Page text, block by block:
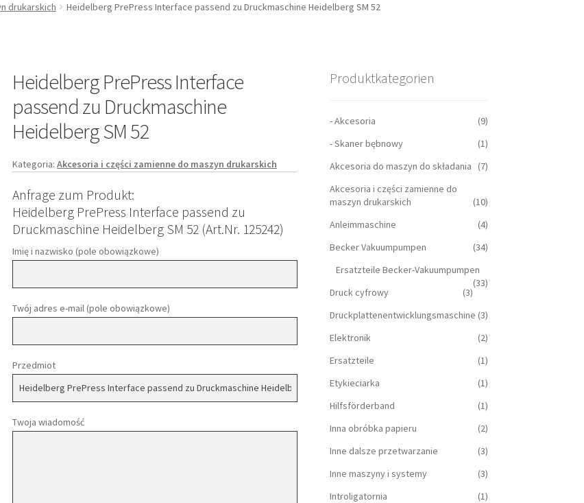
drukarskich Heidelberg PrePress Interface passend zu Druckmaschine Heidelberg SM 52
Heidelberg PrePress Interface
passend zu Druckmaschine
Heidelberg SM 52
Kategoria:Akcesoria i części zamienne do maszyn drukarskich
Anfrage zum Produkt:
Heidelberg PrePress Interface passend zu
Druckmaschine Heidelberg SM 52 (Art.Nr. 125242)
Imię i nazwisko (pole obowiązkowe)
Twój adres e-mail (pole obowiązkowe)
Przedmiot
Twoja wiadomość
Produktkategorien
- Akcesoria
(9)
- Skaner bębnowy
(1)
Akcesoria do maszyn do składania
(7)
Akcesoria i części zamienne do
maszyn drukarskich
(10)
Anleimmaschine
(4)
Becker Vakuumpumpen
(34)
Ersatzteile Becker-Vakuumpumpen
(33)
Druck cyfrowy
(3)
Druckplattenentwicklungsmaschine (3)
Elektronik
(2)
Ersatzteile
(1)
Etykieciarka
(1)
Hilfsförderband
(1)
Inna obróbka papieru
(2)
Inne dalsze przetwarzanie
(3)
Inne maszyny i systemy
(3)
Introligatornia
(1)